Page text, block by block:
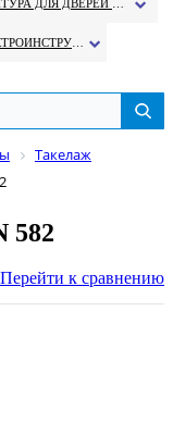
Такелаж
582
Перейти к сравнению